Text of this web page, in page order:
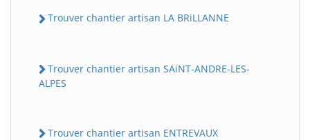
Trouver chantier artisan LA BRiLLANNE
Trouver chantier artisan SAiNT-ANDRE-LES-
ALPES
Trouver chantier artisan ENTREVAUX